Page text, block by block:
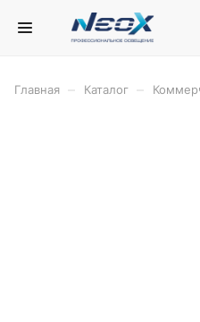
Главная Каталог